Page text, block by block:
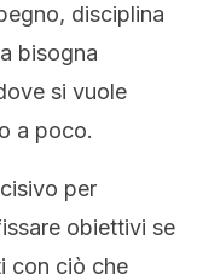
disciplina
bisogna
si vuole
a poco.
per
obiettivi se
con ciò che